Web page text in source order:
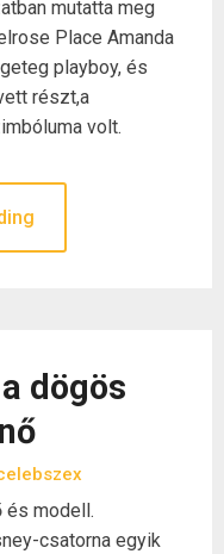
mutatta meg
Place Amanda
playboy, és
részt,a
volt.
dögös
és modell.
csatorna egyik